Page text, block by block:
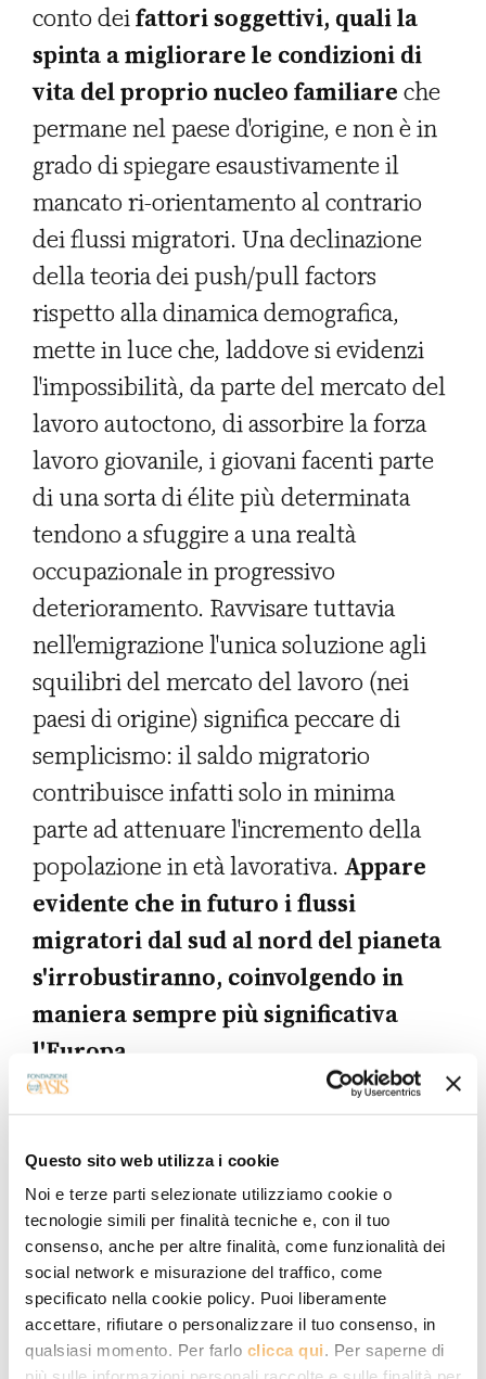
Questo sito web utilizza i cookie
Noi e terze parti selezionate utilizziamo cookie o
tecnologie simili per finalità tecniche e, con il tuo
consenso, anche per altre finalità, come funzionalità dei
social network e misurazione del traffico, come
specificato nella cookie policy. Puoi liberamente
accettare, rifiutare o personalizzare il tuo consenso, in
qualsiasi momento. Per farlo clicca qui. Per saperne di
conto deifattori soggettivi, quali la
spinta a migliorare le condizioni di
vita del proprio nucleo familiare che
permane nel paese d'origine, e non è in
grado di spiegare esaustivamente il
mancato ri-orientamento al contrario
dei flussi migratori. Una declinazione
della teoria dei push/pull factors
rispetto alla dinamica demografica,
mette in luce che, laddove si evidenzi
l'impossibilità, da parte del mercato del
lavoro autoctono, di assorbire la forza
lavoro giovanile, i giovani facenti parte
di una sorta di élite più determinata
tendono a sfuggire a una realtà
occupazionale in progressivo
deterioramento. Ravvisare tuttavia
nell'emigrazione l'unica soluzione agli
squilibri del mercato del lavoro (nei
paesi di origine) significa peccare di
semplicismo: il saldo migratorio
contribuisce infatti solo in minima
parte ad attenuare l'incremento della
popolazione in età lavorativa. Appare
evidente che in futuro i flussi
migratori dal sud al nord del pianeta
s'irrobustiranno, coinvolgendo in
maniera sempre più significativa
l'Europa.
Un contributo significativo alla
offerto dalla cosiddetta
meso, in grado porre l'accento sui
legami sociali. A partire dagli anni '80,
sulla scia del crescente interesse verso
le reti e i reticoli, anche la sociologia
delle migrazioni comincia a concepire il